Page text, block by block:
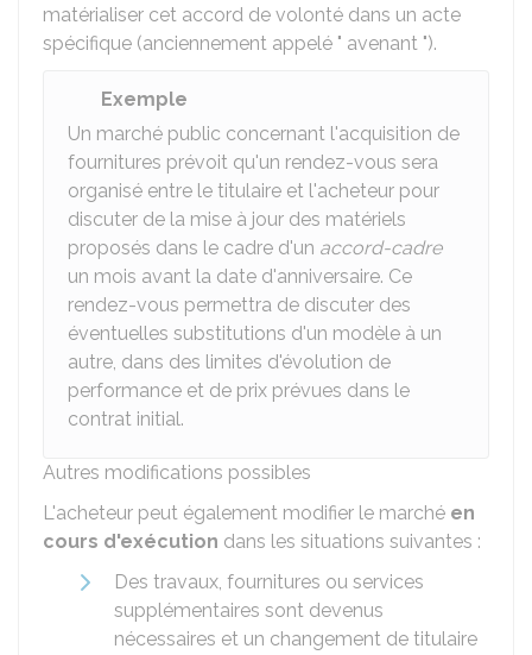
matérialiser cet accord de volonté dans un acte
spécifique (anciennement appelé " avenant ").
Exemple
Un marché public concernant l'acquisition de
fournitures prévoit qu'un rendez-vous sera
organisé entre le titulaire et l'acheteur pour
discuter de la mise à jour des matériels
proposés dans le cadre d'un accord-cadre
un mois avant la date d'anniversaire. Ce
rendez-vous permettra de discuter des
éventuelles substitutions d'un modèle à un
autre, dans des limites d'évolution de
performance et de prix prévues dans le
contrat initial.
Autres modifications possibles
L'acheteur peut également modifier le marché en
cours d'exécution dans les situations suivantes :
Des travaux, fournitures ou services
supplémentaires sont devenus
nécessaires et un changement de titulaire